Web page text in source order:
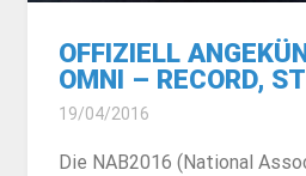
OFFIZIELL
OMNI – RECORD,
19/04/2016
Die NAB2016 (National